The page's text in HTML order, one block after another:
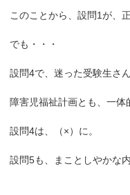
このことから、設問1が、
でも・・・
設問4で、迷った受験生さ
障害児福祉計画とも、一体
設問4は、（×）に。
設問5も、まことしやかな